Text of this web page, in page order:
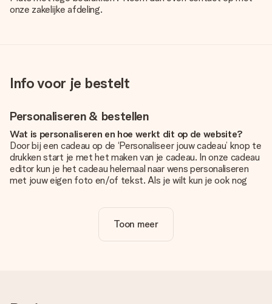
onze zakelijke afdeling.
Info voor je bestelt
Personaliseren & bestellen
Wat is personaliseren en hoe werkt dit op de website?
Door bij een cadeau op de ‘Personaliseer jouw cadeau’ knop te
drukken start je met het maken van je cadeau. In onze cadeau
editor kun je het cadeau helemaal naar wens personaliseren
met jouw eigen foto en/of tekst. Als je wilt kun je ook nog
Is personalisatie in de prijs inbegrepen?
De prijs die op de website wordt getoond is inclusief de
Toon meer